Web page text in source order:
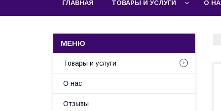
ГЛАВНАЯ ТОВАРЫ И УСЛУГИ О
Товары и услуги
О нас
Отзывы